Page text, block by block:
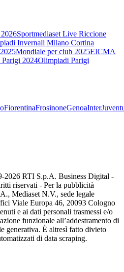
Sportmediaset Live Riccione
Invernali Milano Cortina
Mondiale per club 2025EICMA
2024Olimpiadi Parigi
FiorentinaFrosinoneGenoaInter
2026 RTI S.p.A. Business Digital -
riservati - Per la pubblicità
Mediaset N.V., sede legale
Viale Europa 46, 20093 Cologno
e ai dati personali trasmessi e/o
funzionale all’addestramento di
generativa. È altresì fatto divieto
di data scraping.